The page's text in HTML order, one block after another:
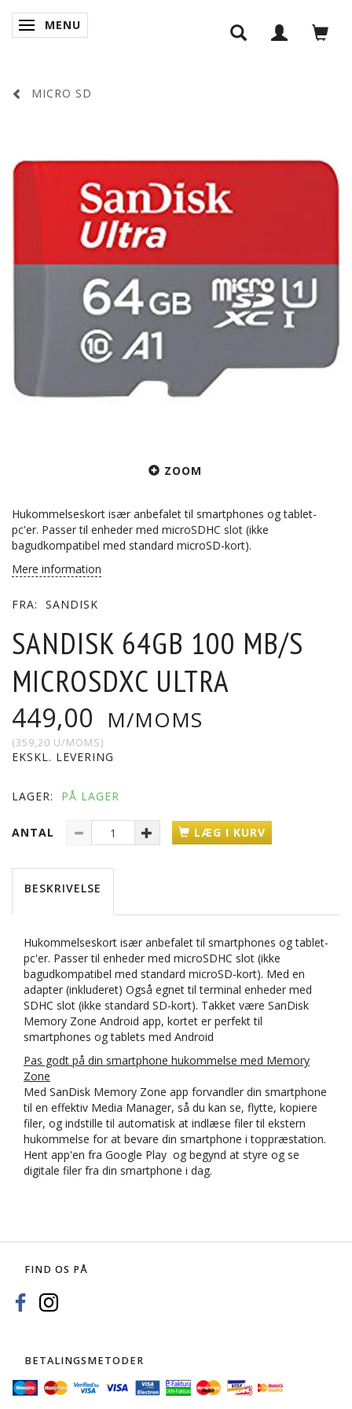
SKIFTE NAVIGATION
MENU
MICRO SD
ZOOM
Hukommelseskort især anbefalet til smartphones og tablet-
pc'er. Passer til enheder med microSDHC slot (ikke
bagudkompatibel med standard microSD-kort).
Mere information
FRA: SANDISK
SANDISK 64GB 100 MB/S
MICROSDXC ULTRA
449,00 M/MOMS
(359,20 U/MOMS)
EKSKL. LEVERING
LAGER: PÅ LAGER
ANTAL LÆG I KURV
BESKRIVELSE
Hukommelseskort især anbefalet til smartphones og tablet-
pc'er. Passer til enheder med microSDHC slot (ikke
bagudkompatibel med standard microSD-kort). Med en
adapter (inkluderet) Også egnet til terminal enheder med
SDHC slot (ikke standard SD-kort). Takket være SanDisk
Memory Zone Android app, kortet er perfekt til
smartphones og tablets med Android
Pas godt på din smartphone hukommelse med Memory
Zone
Med SanDisk Memory Zone app forvandler din smartphone
til en effektiv Media Manager, så du kan se, flytte, kopiere
filer, og indstille til automatisk at indlæse filer til ekstern
hukommelse for at bevare din smartphone i toppræstation.
Hent app'en fra Google Play og begynd at styre og se
digitale filer fra din smartphone i dag.
FIND OS PÅ
BETALINGSMETODER